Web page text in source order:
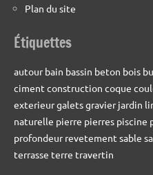
Plan du site
Étiquettes
autour bain bassin beton bois
ciment construction coque
exterieurgaletsgravier jardin
naturelle pierre pierres piscine
profondeur revetement sable
terrasse terre travertin